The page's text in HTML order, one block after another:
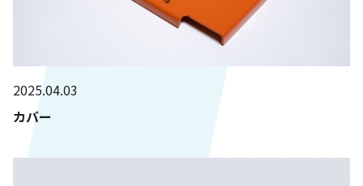
2025.04.03
カバー